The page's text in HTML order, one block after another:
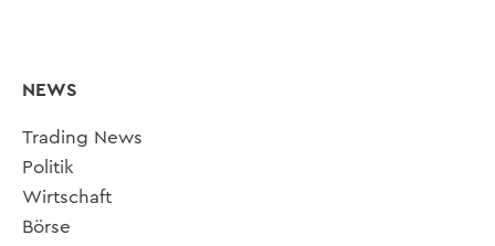
NEWS
Trading News
Politik
Wirtschaft
Börse